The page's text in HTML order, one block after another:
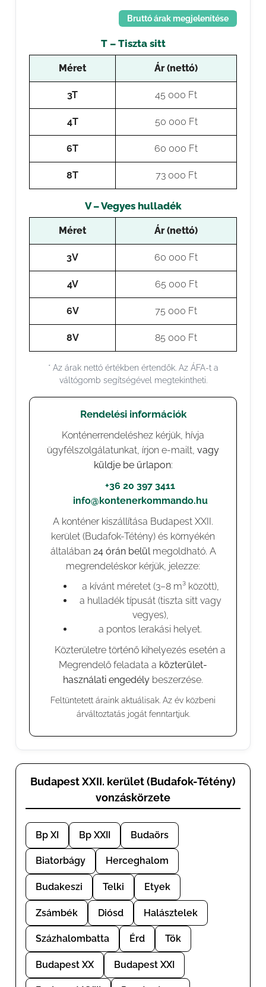
Bruttó árak megjelenítése
T – Tiszta sitt
Méret Ár (nettó)
3T 45 000 Ft
4T 50 000 Ft
6T 60 000 Ft
8T 73 000 Ft
V – Vegyes hulladék
Méret Ár (nettó)
3V 60 000 Ft
4V 65 000 Ft
6V 75 000 Ft
8V 85 000 Ft
* Az árak nettó értékben értendők. Az ÁFA-t a
váltógomb segítségével megtekintheti.
Rendelési információk
Konténerrendeléshez kérjük, hívja
ügyfélszolgálatunkat, írjon e-mailt, vagy
küldje be űrlapon:
+36 20 397 3411
info@kontenerkommando.hu
A konténer kiszállítása Budapest XXII.
kerület (Budafok-Tétény) és környékén
általában 24 órán belülmegoldható. A
megrendeléskor kérjük, jelezze:
a kívánt méretet (3–8 m³ között),
a hulladék típusát (tiszta sitt vagy
vegyes),
a pontos lerakási helyet.
⚠️ Közterületre történő kihelyezés esetén a
Megrendelő feladata a közterület-
használati engedély beszerzése.
Feltüntetett áraink aktuálisak. Az év közbeni
árváltoztatás jogát fenntartjuk.
Budapest XXII. kerület (Budafok-Tétény)
vonzáskörzete
Bp XI Bp XXII Budaörs
Biatorbágy Herceghalom
Budakeszi Telki Etyek
Zsámbék Diósd Halásztelek
Százhalombatta Érd Tök
Budapest XX Budapest XXI